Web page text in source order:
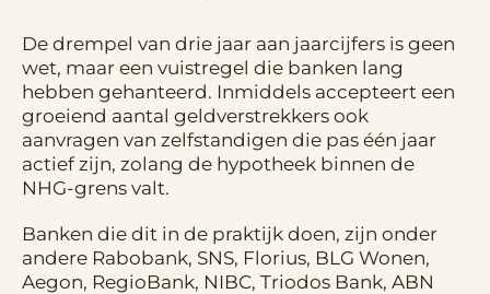
De drempel van drie jaar aan jaarcijfers is geen
wet, maar een vuistregel die banken lang
hebben gehanteerd. Inmiddels accepteert een
groeiend aantal geldverstrekkers ook
aanvragen van zelfstandigen die pas één jaar
actief zijn, zolang de hypotheek binnen de
NHG-grens valt.
Banken die dit in de praktijk doen, zijn onder
andere Rabobank, SNS, Florius, BLG Wonen,
Aegon, RegioBank, NIBC, Triodos Bank, ABN